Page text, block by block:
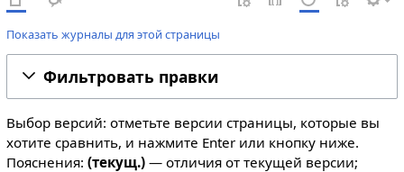
Показать журналы для этой страницы
Фильтровать правки
Выбор версий: отметьте версии страницы, которые вы
хотите сравнить, и нажмите Enter или кнопку ниже.
Пояснения: (текущ.)— отличия от текущей версии;